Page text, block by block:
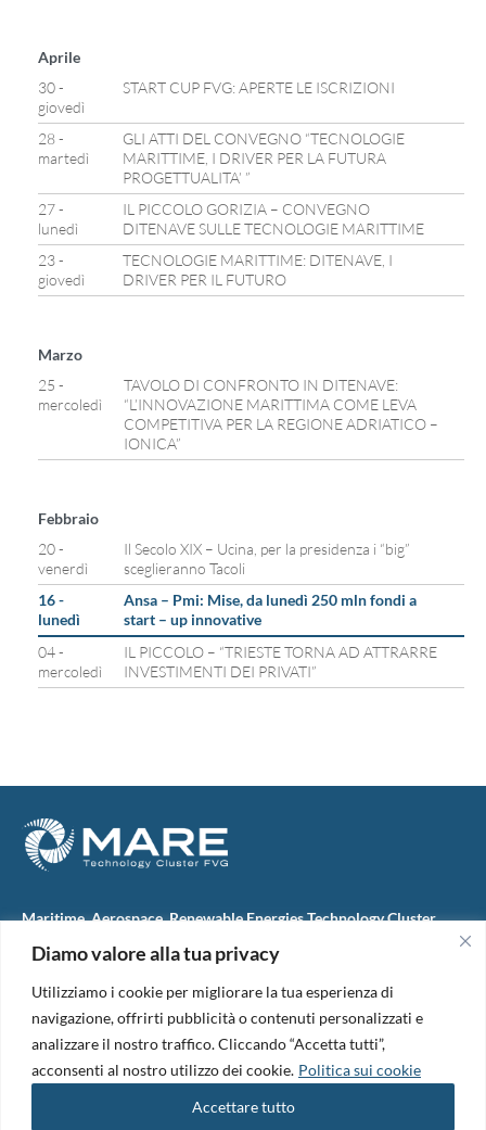
Diamo valore alla tua privacy
Utilizziamo i cookie per migliorare la tua esperienza di
navigazione, offrirti pubblicità o contenuti personalizzati e
analizzare il nostro traffico. Cliccando “Accetta tutti”,
acconsenti al nostro utilizzo dei cookie. Politica sui cookie
Accettare tutto
Aprile
30 -
giovedì
START CUP FVG: APERTE LE ISCRIZIONI
28 -
martedì
GLI ATTI DEL CONVEGNO “TECNOLOGIE
MARITTIME, I DRIVER PER LA FUTURA
PROGETTUALITA’ ”
27 -
lunedì
IL PICCOLO GORIZIA – CONVEGNO
DITENAVE SULLE TECNOLOGIE MARITTIME
23 -
giovedì
TECNOLOGIE MARITTIME: DITENAVE, I
DRIVER PER IL FUTURO
Marzo
25 -
mercoledì
TAVOLO DI CONFRONTO IN DITENAVE:
“L’INNOVAZIONE MARITTIMA COME LEVA
COMPETITIVA PER LA REGIONE ADRIATICO –
IONICA”
Febbraio
20 -
venerdì
Il Secolo XIX – Ucina, per la presidenza i “big”
sceglieranno Tacoli
16 -
lunedì
Ansa – Pmi: Mise, da lunedì 250 mln fondi a
start – up innovative
04 -
mercoledì
IL PICCOLO – “TRIESTE TORNA AD ATTRARRE
INVESTIMENTI DEI PRIVATI”
Maritime, Aerospace, Renewable Energies Technology Cluster
M.A.R.E. TC FVG S.c.ar.l.
34074 Monfalcone (Italy)
tel. +39 0481 723440
Codice Fiscale e Partita Iva: 01138620313
PEC:marefvg@legalmail.it
Codice univoco per i pagamenti: M5UXCR1
Copyright 2026. Design and development by